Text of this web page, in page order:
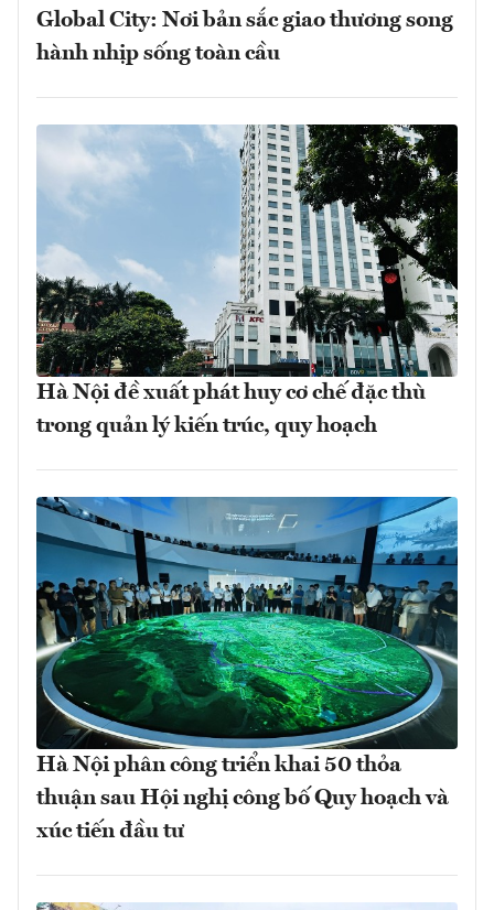
Global City: Nơi bản sắc giao thương song
hành nhịp sống toàn cầu
Hà Nội đề xuất phát huy cơ chế đặc thù
trong quản lý kiến trúc, quy hoạch
Hà Nội phân công triển khai 50 thỏa
thuận sau Hội nghị công bố Quy hoạch và
xúc tiến đầu tư